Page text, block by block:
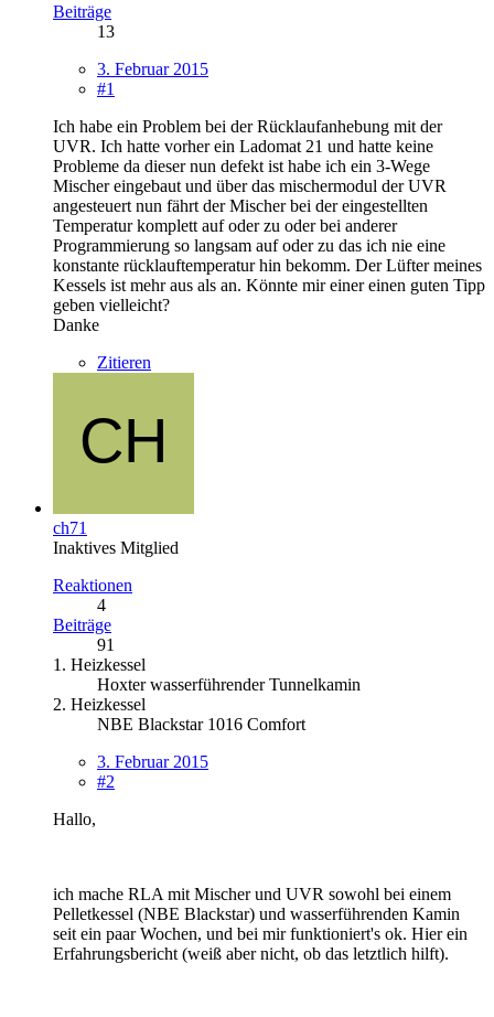
Beiträge
13
3. Februar 2015
#1
Ich habe ein Problem bei der Rücklaufanhebung mit der
UVR. Ich hatte vorher ein Ladomat 21 und hatte keine
Probleme da dieser nun defekt ist habe ich ein 3-Wege
Mischer eingebaut und über das mischermodul der UVR
angesteuert nun fährt der Mischer bei der eingestellten
Temperatur komplett auf oder zu oder bei anderer
Programmierung so langsam auf oder zu das ich nie eine
konstante rücklauftemperatur hin bekomm. Der Lüfter meines
Kessels ist mehr aus als an. Könnte mir einer einen guten Tipp
geben vielleicht?
Danke
Zitieren
ch71
Inaktives Mitglied
Reaktionen
4
Beiträge
91
1. Heizkessel
Hoxter wasserführender Tunnelkamin
2. Heizkessel
NBE Blackstar 1016 Comfort
3. Februar 2015
#2
Hallo,
ich mache RLA mit Mischer und UVR sowohl bei einem
Pelletkessel (NBE Blackstar) und wasserführenden Kamin
seit ein paar Wochen, und bei mir funktioniert's ok. Hier ein
Erfahrungsbericht (weiß aber nicht, ob das letztlich hilft).